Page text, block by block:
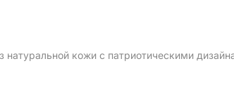
натуральной кожи с патриотическими